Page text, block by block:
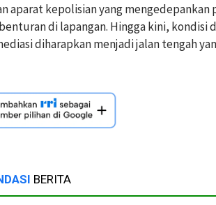
aparat kepolisian yang
di lapangan. Hingga kini,
diharapkan menjadi jalan tengah
BERITA